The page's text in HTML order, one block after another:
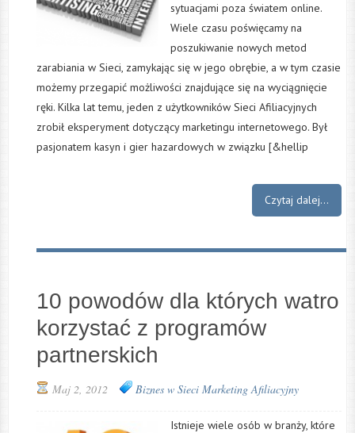
sytuacjami poza światem online.
Wiele czasu poświęcamy na
poszukiwanie nowych metod
zarabiania w Sieci, zamykając się w jego obrębie, a w tym czasie
możemy przegapić możliwości znajdujące się na wyciągnięcie
ręki. Kilka lat temu, jeden z użytkowników Sieci Afiliacyjnych
zrobił eksperyment dotyczący marketingu internetowego. Był
pasjonatem kasyn i gier hazardowych w związku [&hellip
Czytaj dalej...
10 powodów dla których watro
korzystać z programów
partnerskich
Maj 2, 2012 Biznes w Sieci Marketing Afiliacyjny
Istnieje wiele osób w branży, które